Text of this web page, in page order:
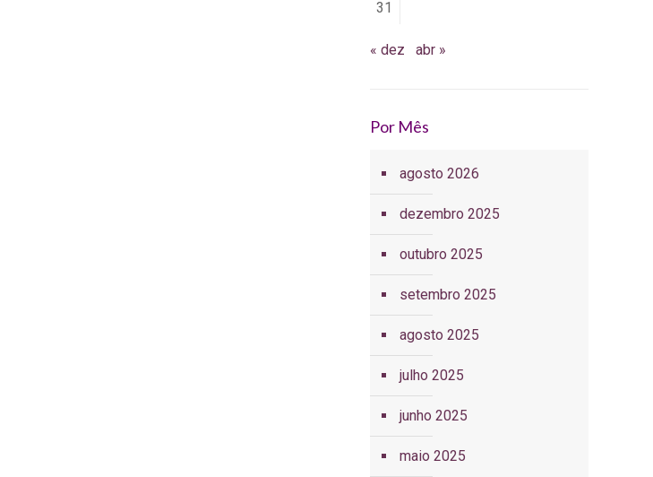
31
« dez abr »
Por Mês
agosto 2026
dezembro 2025
outubro 2025
setembro 2025
agosto 2025
julho 2025
junho 2025
maio 2025